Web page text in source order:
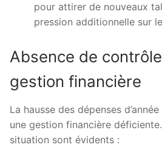
pour attirer de nouveaux
pression additionnelle sur
Absence de
gestion financière
La hausse des dépenses
une gestion financière
situation sont évidents :